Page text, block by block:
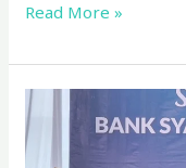
Read More »
BSI
Maslahat
dan